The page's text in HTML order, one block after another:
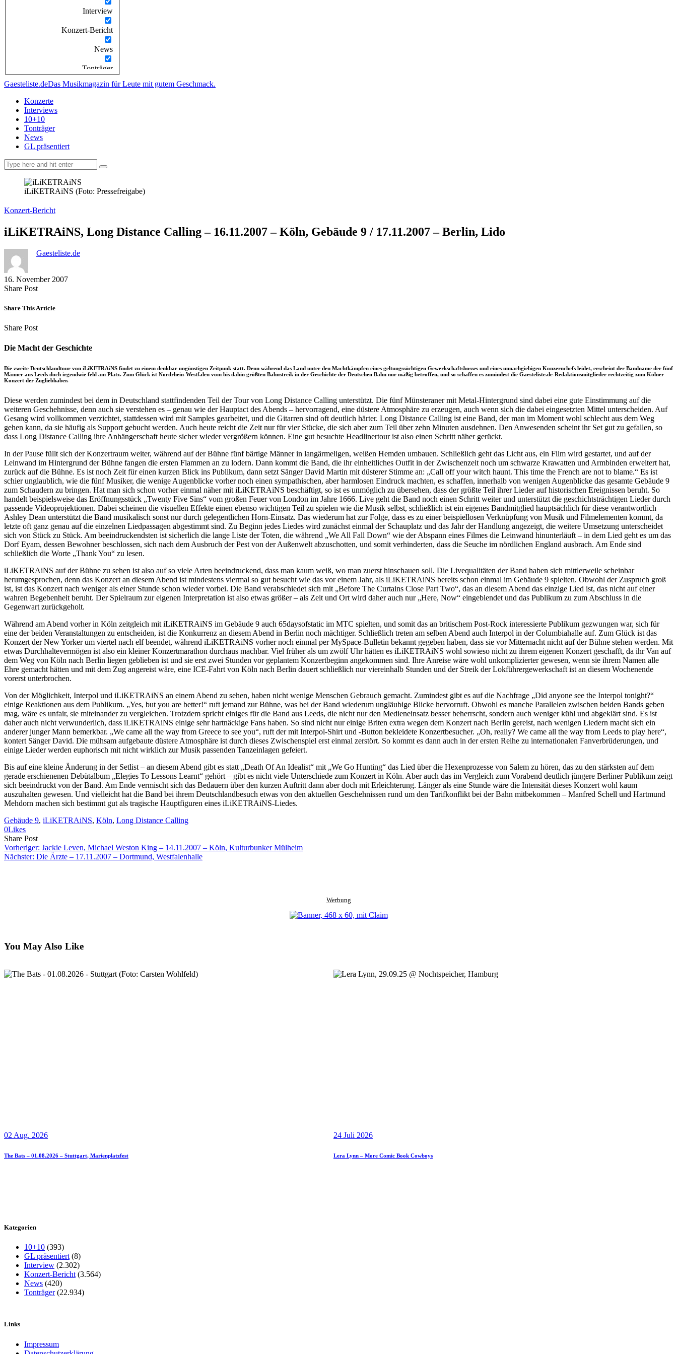
Interview
Konzert-Bericht
News
Tonträger
Gaesteliste.deDas Musikmagazin für Leute mit gutem Geschmack.
Konzerte
Interviews
10+10
Tonträger
News
GL präsentiert
iLiKETRAiNS (Foto: Pressefreigabe)
Konzert-Bericht
iLiKETRAiNS, Long Distance Calling – 16.11.2007 – Köln, Gebäude 9 / 17.11.2007 – Berlin, Lido
Gaesteliste.de
16. November 2007
Share PostShare
Facebook
Copy
to
Send
via
Share This Article
Share PostShare
Facebook
Copy
to
Send
via
Die Macht der Geschichte
Die zweite Deutschlandtour von iLiKETRAiNS findet zu einem denkbar ungünstigen Zeitpunk statt. Denn während das Land unter den Machtkämpfen eines geltungssüchtigen Gewerkschaftsbosses und eines unnachgiebigen Konzernchefs leidet, erscheint der Bandname der fünf
Männer aus Leeds doch irgendwie fehl am Platz. Zum Glück ist Nordrhein-Westfalen vom bis dahin größten Bahnstreik in der Geschichte der Deutschen Bahn nur mäßig betroffen, und so schaffen es zumindest die Gaesteliste.de-Redaktionsmitglieder rechtzeitig zum Kölner
Konzert der Zugliebhaber.
Diese werden zumindest bei dem in Deutschland stattfindenden Teil der Tour von Long Distance Calling unterstützt. Die fünf Münsteraner mit Metal-Hintergrund sind dabei eine gute Einstimmung auf die
weiteren Geschehnisse, denn auch sie verstehen es – genau wie der Hauptact des Abends – hervorragend, eine düstere Atmosphäre zu erzeugen, auch wenn sich die dabei eingesetzten Mittel unterscheiden. Auf
Gesang wird vollkommen verzichtet, stattdessen wird mit Samples gearbeitet, und die Gitarren sind oft deutlich härter. Long Distance Calling ist eine Band, der man im Moment wohl schlecht aus dem Weg
gehen kann, da sie häufig als Support gebucht werden. Auch heute reicht die Zeit nur für vier Stücke, die sich aber zum Teil über zehn Minuten ausdehnen. Den Anwesenden scheint ihr Set gut zu gefallen, so
dass Long Distance Calling ihre Anhängerschaft heute sicher wieder vergrößern können. Eine gut besuchte Headlinertour ist also einen Schritt näher gerückt.
In der Pause füllt sich der Konzertraum weiter, während auf der Bühne fünf bärtige Männer in langärmeligen, weißen Hemden umbauen. Schließlich geht das Licht aus, ein Film wird gestartet, und auf der
Leinwand im Hintergrund der Bühne fangen die ersten Flammen an zu lodern. Dann kommt die Band, die ihr einheitliches Outfit in der Zwischenzeit noch um schwarze Krawatten und Armbinden erweitert hat,
zurück auf die Bühne. Es ist noch Zeit für einen kurzen Blick ins Publikum, dann setzt Sänger David Martin mit düsterer Stimme an: „Call off your witch haunt. This time the French are not to blame.“ Es ist
schier unglaublich, wie die fünf Musiker, die wenige Augenblicke vorher noch einen sympathischen, aber harmlosen Eindruck machten, es schaffen, innerhalb von wenigen Augenblicke das gesamte Gebäude 9
zum Schaudern zu bringen. Hat man sich schon vorher einmal näher mit iLiKETRAiNS beschäftigt, so ist es unmöglich zu übersehen, dass der größte Teil ihrer Lieder auf historischen Ereignissen beruht. So
handelt beispielsweise das Eröffnungsstück „Twenty Five Sins“ vom großen Feuer von London im Jahre 1666. Live geht die Band noch einen Schritt weiter und unterstützt die geschichtsträchtigen Lieder durch
passende Videoprojektionen. Dabei scheinen die visuellen Effekte einen ebenso wichtigen Teil zu spielen wie die Musik selbst, schließlich ist ein eigenes Bandmitglied hauptsächlich für diese verantwortlich –
Ashley Dean unterstützt die Band musikalisch sonst nur durch gelegentlichen Horn-Einsatz. Das wiederum hat zur Folge, dass es zu einer beispiellosen Verknüpfung von Musik und Filmelementen kommt, da
letzte oft ganz genau auf die einzelnen Liedpassagen abgestimmt sind. Zu Beginn jedes Liedes wird zunächst einmal der Schauplatz und das Jahr der Handlung angezeigt, die weitere Umsetzung unterscheidet
sich von Stück zu Stück. Am beeindruckendsten ist sicherlich die lange Liste der Toten, die während „We All Fall Down“ wie der Abspann eines Filmes die Leinwand hinunterläuft – in dem Lied geht es um das
Dorf Eyam, dessen Bewohner beschlossen, sich nach dem Ausbruch der Pest von der Außenwelt abzuschotten, und somit verhinderten, dass die Seuche im nördlichen England ausbrach. Am Ende sind
schließlich die Worte „Thank You“ zu lesen.
iLiKETRAiNS auf der Bühne zu sehen ist also auf so viele Arten beeindruckend, dass man kaum weiß, wo man zuerst hinschauen soll. Die Livequalitäten der Band haben sich mittlerweile scheinbar
herumgesprochen, denn das Konzert an diesem Abend ist mindestens viermal so gut besucht wie das vor einem Jahr, als iLiKETRAiNS bereits schon einmal im Gebäude 9 spielten. Obwohl der Zuspruch groß
ist, ist das Konzert nach weniger als einer Stunde schon wieder vorbei. Die Band verabschiedet sich mit „Before The Curtains Close Part Two“, das an diesem Abend das einzige Lied ist, das nicht auf einer
wahren Begebenheit beruht. Der Spielraum zur eigenen Interpretation ist also etwas größer – als Zeit und Ort wird daher auch nur „Here, Now“ eingeblendet und das Publikum zu zum Abschluss in die
Gegenwart zurückgeholt.
Während am Abend vorher in Köln zeitgleich mit iLiKETRAiNS im Gebäude 9 auch 65daysofstatic im MTC spielten, und somit das an britischem Post-Rock interessierte Publikum gezwungen war, sich für
eine der beiden Veranstaltungen zu entscheiden, ist die Konkurrenz an diesem Abend in Berlin noch mächtiger. Schließlich treten am selben Abend auch Interpol in der Columbiahalle auf. Zum Glück ist das
Konzert der New Yorker um viertel nach elf beendet, während iLiKETRAiNS vorher noch einmal per MySpace-Bulletin bekannt gegeben haben, dass sie vor Mitternacht nicht auf der Bühne stehen werden. Mit
etwas Durchhaltevermögen ist also ein kleiner Konzertmarathon durchaus machbar. Viel früher als um zwölf Uhr hätten es iLiKETRAiNS wohl sowieso nicht zu ihrem eigenen Konzert geschafft, da ihr Van auf
dem Weg von Köln nach Berlin liegen geblieben ist und sie erst zwei Stunden vor geplantem Konzertbeginn angekommen sind. Ihre Anreise wäre wohl unkomplizierter gewesen, wenn sie ihrem Namen alle
Ehre gemacht hätten und mit dem Zug angereist wäre, eine ICE-Fahrt von Köln nach Berlin dauert schließlich nur viereinhalb Stunden und der Streik der Lokführergewerkschaft ist an diesem Wochenende
vorerst unterbrochen.
Von der Möglichkeit, Interpol und iLiKETRAiNS an einem Abend zu sehen, haben nicht wenige Menschen Gebrauch gemacht. Zumindest gibt es auf die Nachfrage „Did anyone see the Interpol tonight?“
einige Reaktionen aus dem Publikum. „Yes, but you are better!“ ruft jemand zur Bühne, was bei der Band wiederum ungläubige Blicke hervorruft. Obwohl es manche Parallelen zwischen beiden Bands geben
mag, wäre es unfair, sie miteinander zu vergleichen. Trotzdem spricht einiges für die Band aus Leeds, die nicht nur den Medieneinsatz besser beherrscht, sondern auch weniger kühl und abgeklärt sind. Es ist
daher auch nicht verwunderlich, dass iLiKETRAiNS einige sehr hartnäckige Fans haben. So sind nicht nur einige Briten extra wegen dem Konzert nach Berlin gereist, nach wenigen Liedern macht sich ein
anderer junger Mann bemerkbar. „We came all the way from Greece to see you“, ruft der mit Interpol-Shirt und -Button bekleidete Konzertbesucher. „Oh, really? We came all the way from Leeds to play here“,
kontert Sänger David. Die mühsam aufgebaute düstere Atmosphäre ist durch dieses Zwischenspiel erst einmal zerstört. So kommt es dann auch in der ersten Reihe zu internationalen Fanverbrüderungen, und
einige Lieder werden euphorisch mit nicht wirklich zur Musik passenden Tanzeinlagen gefeiert.
Bis auf eine kleine Änderung in der Setlist – an diesem Abend gibt es statt „Death Of An Idealist“ mit „We Go Hunting“ das Lied über die Hexenprozesse von Salem zu hören, das zu den stärksten auf dem
gerade erschienenen Debütalbum „Elegies To Lessons Learnt“ gehört – gibt es nicht viele Unterschiede zum Konzert in Köln. Aber auch das im Vergleich zum Vorabend deutlich jüngere Berliner Publikum zeigt
sich beeindruckt von der Band. Am Ende vermischt sich das Bedauern über den kurzen Auftritt dann aber doch mit Erleichterung. Länger als eine Stunde wäre die Intensität dieses Konzert wohl kaum
auszuhalten gewesen. Und vielleicht hat die Band bei ihrem Deutschlandbesuch etwas von den aktuellen Geschehnissen rund um den Tarifkonflikt bei der Bahn mitbekommen – Manfred Schell und Hartmund
Mehdorn machen sich bestimmt gut als tragische Hauptfiguren eines iLiKETRAiNS-Liedes.
Gebäude 9, iLiKETRAiNS, Köln, Long Distance Calling
0Likes
Share PostShare
on
Facebook
Copy
URL
to
Send
Link
via
Vorheriger: Jackie Leven, Michael Weston King – 14.11.2007 – Köln, Kulturbunker Mülheim
Nächster: Die Ärzte – 17.11.2007 – Dortmund, Westfalenhalle
Werbung
You May Also Like
02 Aug. 2026
The Bats – 01.08.2026 – Stuttgart, Marienplatzfest
24 Juli 2026
Lera Lynn – More Comic Book Cowboys
Kategorien
10+10 (393)
GL präsentiert (8)
Interview (2.302)
Konzert-Bericht (3.564)
News (420)
Tonträger(22.934)
Links
Impressum